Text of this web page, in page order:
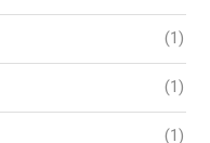
(1)
(1)
(1)